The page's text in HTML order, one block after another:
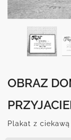
OBRAZ
Plakat z